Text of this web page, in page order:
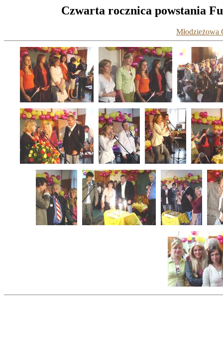
Czwarta rocznica powstania
Młodzieżowa